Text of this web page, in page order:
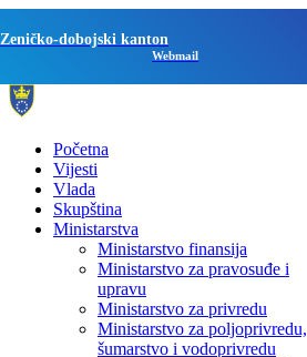
Zeničko-dobojski kanton
Webmail
Početna
Vijesti
Vlada
Skupština
Ministarstva
Ministarstvo finansija
Ministarstvo za pravosuđe i
upravu
Ministarstvo za privredu
Ministarstvo za poljoprivredu,
šumarstvo i vodoprivredu